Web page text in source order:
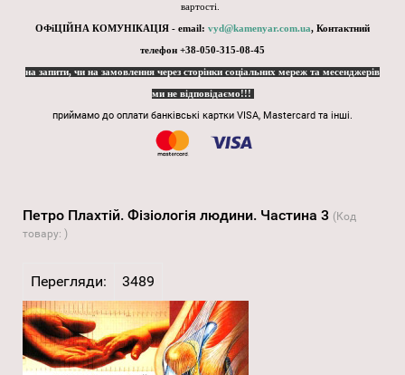
вартості.
ОФіЦІЙНА КОМУНІКАЦІЯ - email: vyd@kamenyar.com.ua, Контактний
телефон +38-050-315-08-45
на запити, чи на замовлення через сторінки соціальних мереж та месенджерів
ми не відповідаємо!!!
приймамо до оплати банківські картки VISA, Mastercard та інші.
Петро Плахтій. Фізіологія людини. Частина 3 (Код
товару: )
Перегляди: 3489